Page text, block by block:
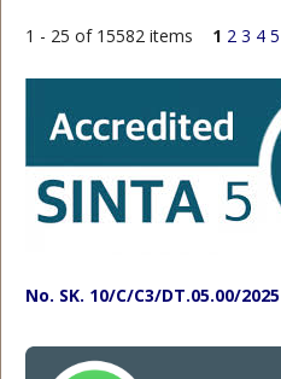
1 - 25 of 15582 items 1 2 3 4 5
No. SK. 10/C/C3/DT.05.00/2025